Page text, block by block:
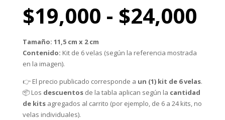
$19,000 - $24,000de
Tamaño: 11,5 cm x 2 cm
Contenido: Kit de 6 velas (según la referencia mostrada
en la imagen).
👉 El precio publicado corresponde a un (1) kit de 6 velas.
📦 Los descuentosde la tabla aplican según la cantidad
de kitsagregados al carrito (por ejemplo, de 6 a 24 kits, no
velas individuales).